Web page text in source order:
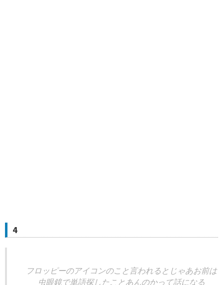
4
フロッピーのアイコンのこと言われるとじゃあお前は
虫眼鏡で単語探したことあんのかって話になる